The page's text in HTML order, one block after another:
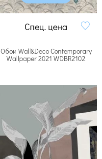
Спец. цена
Обои Wall&Deco Contemporary
Wallpaper 2021 WDBR2102